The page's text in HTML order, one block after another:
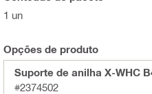
1 un
Opções de produto
Suporte de anilha X-WHC
#2374502